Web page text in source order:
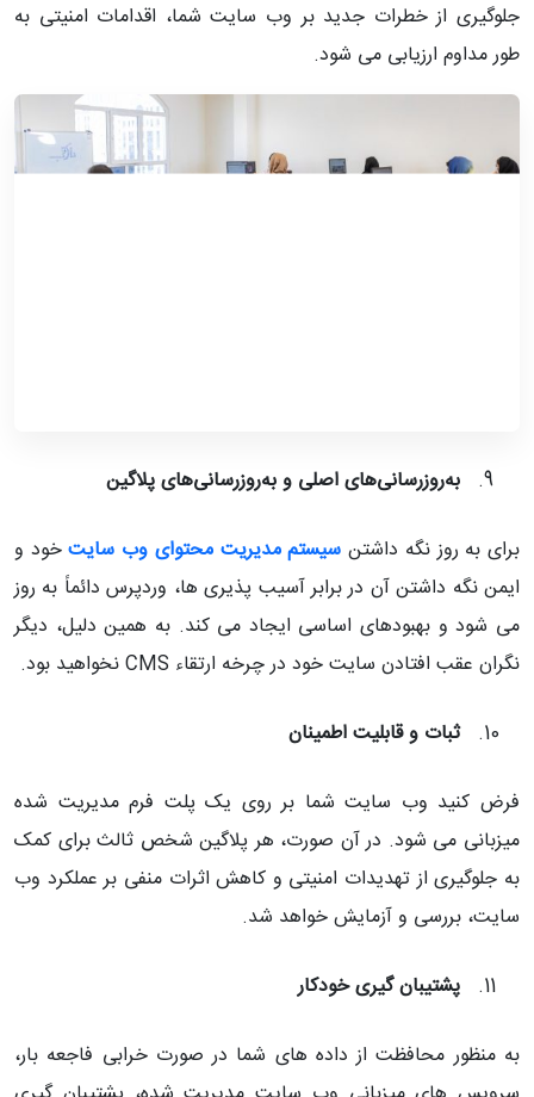
جلوگیری از خطرات جدید بر وب سایت شما، اقدامات امنیتی به
طور مداوم ارزیابی می شود.
به‌روزرسانی‌های اصلی و به‌روزرسانی‌های پلاگین
برای به روز نگه داشتن سیستم مدیریت محتوای وب سایتخود و
ایمن نگه داشتن آن در برابر آسیب پذیری ها، وردپرس دائماً به روز
می شود و بهبودهای اساسی ایجاد می کند. به همین دلیل، دیگر
نگران عقب افتادن سایت خود در چرخه ارتقاء CMSنخواهید بود.
ثبات و قابلیت اطمینان
فرض کنید وب سایت شما بر روی یک پلت فرم مدیریت شده
میزبانی می شود. در آن صورت، هر پلاگین شخص ثالث برای کمک
به جلوگیری از تهدیدات امنیتی و کاهش اثرات منفی بر عملکرد وب
سایت، بررسی و آزمایش خواهد شد.
پشتیبان گیری خودکار
به منظور محافظت از داده های شما در صورت خرابی فاجعه بار،